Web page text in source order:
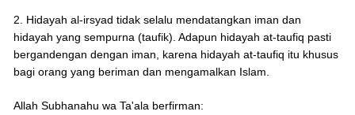
2. Hidayah al-irsyad tidak selalu mendatangkan iman dan
hidayah yang sempurna (taufik). Adapun hidayah at-taufiq pasti
bergandengan dengan iman, karena hidayah at-taufiq itu khusus
bagi orang yang beriman dan mengamalkan Islam.
Allah Subhanahu wa Ta'ala berfirman: